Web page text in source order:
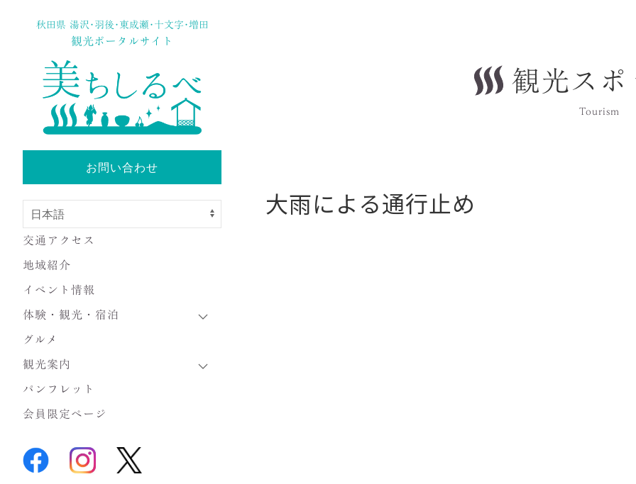
秋田県 湯沢･羽後･東成瀬･十文字･増田
観光ポータルサイト
お問い合わせ
交通アクセス
地域紹介
イベント情報
体験・観光・宿泊
グルメ
観光案内
パンフレット
会員限定ページ
観光スポ
Tourism
大雨による通行止め